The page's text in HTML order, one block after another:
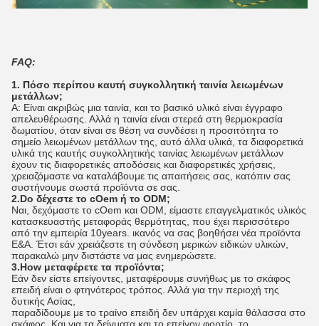
FAQ:
1. Πόσο περίπου καυτή συγκολλητική ταινία λειωμένων
μετάλλων;
Α: Είναι ακριβώς μια ταινία, και το βασικό υλικό είναι έγγραφο
απελευθέρωσης. Αλλά η ταινία είναι στερεά στη θερμοκρασία
δωματίου, όταν είναι σε θέση να συνδέσει η προσιτότητα το
σημείο λειωμένων μετάλλων της, αυτό άλλα υλικά, τα διαφορετικά
υλικά της καυτής συγκολλητικής ταινίας λειωμένων μετάλλων
έχουν τις διαφορετικές αποδόσεις και διαφορετικές χρήσεις,
χρειαζόμαστε να καταλάβουμε τις απαιτήσεις σας, κατόπιν σας
συστήνουμε σωστά προϊόντα σε σας.
2.Do δέχεστε το cOem ή το ODM;
Ναι, δεχόμαστε το cOem και ODM, είμαστε επαγγελματικός υλικός
κατασκευαστής μεταφοράς θερμότητας, που έχει περισσότερο
από την εμπειρία 10years. ικανός να σας βοηθήσει νέα προϊόντα
Ε&Α. Έτσι εάν χρειάζεστε τη σύνδεση μερικών ειδικών υλικών,
παρακαλώ μην διστάστε να μας ενημερώσετε.
3.How μεταφέρετε τα προϊόντα;
Εάν δεν είστε επείγοντες, μεταφέρουμε συνήθως με το σκάφος
επειδή είναι ο φτηνότερος τρόπος. Αλλά για την περιοχή της
δυτικής Ασίας,
παραδίδουμε με το τραίνο επειδή δεν υπάρχει καμία θάλασσα στο